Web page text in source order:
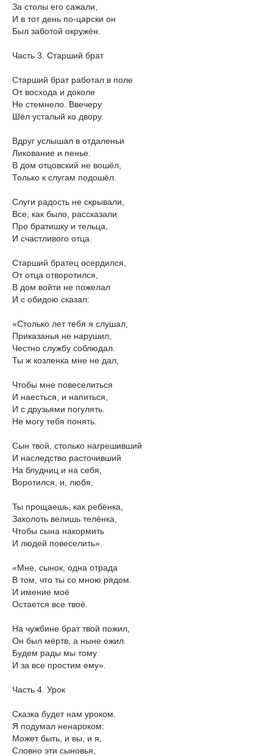
За столы его сажали,
И в тот день по-царски он
Был заботой окружён.
Часть 3. Старший брат
Старший брат работал в поле
От восхода и доколе
Не стемнело. Ввечеру
Шёл усталый ко двору.
Вдруг услышал в отдаленьи
Ликование и пенье.
В дом отцовский не вошёл,
Только к слугам подошёл.
Слуги радость не скрывали,
Все, как было, рассказали
Про братишку и тельца,
И счастливого отца.
Старший братец осердился,
От отца отворотился,
В дом войти не пожелал
И с обидою сказал:
«Столько лет тебя я слушал,
Приказанья не нарушил,
Честно службу соблюдал.
Ты ж козленка мне не дал,
Чтобы мне повеселиться
И наесться, и напиться,
И с друзьями погулять.
Не могу тебя понять.
Сын твой, столько нагрешивший
И наследство расточивший
На блудниц и на себя,
Воротился, и, любя,
Ты прощаешь, как ребёнка,
Заколоть велишь телёнка,
Чтобы сына накормить
И людей повеселить».
«Мне, сынок, одна отрада
В том, что ты со мною рядом.
И имение моё
Остается все твоё.
На чужбине брат твой пожил,
Он был мёртв, а ныне ожил.
Будем рады мы тому
И за все простим ему».
Часть 4. Урок
Сказка будет нам уроком.
Я подумал ненароком:
Может быть, и вы, и я,
Словно эти сыновья,